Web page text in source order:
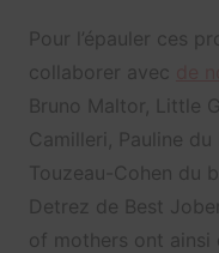
Pour l’épauler ces
collaborer avec
Bruno Maltor, Little
Camilleri, Pauline
Touzeau-Cohen du
Detrez de Best
of mothers ont ainsi